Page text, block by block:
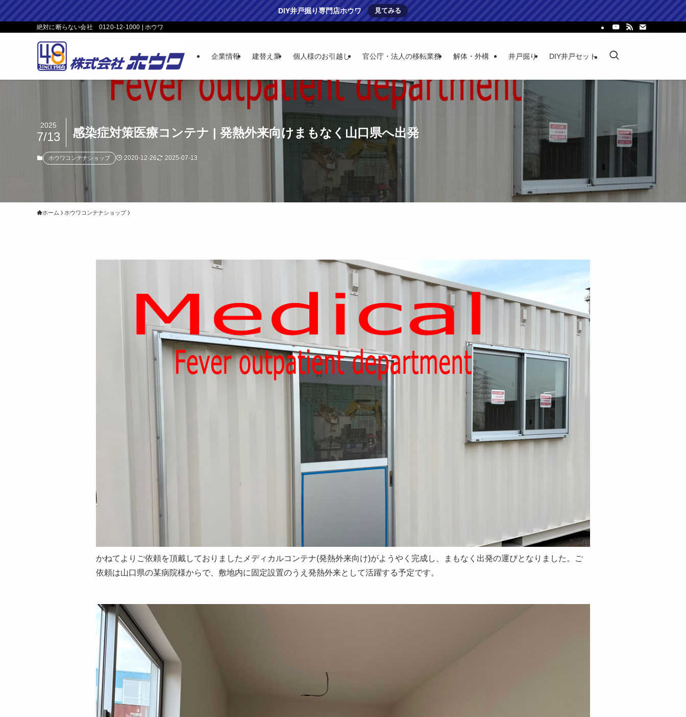
DIY井戸掘り専門店ホウワ 見てみる
絶対に断らない会社 0120-12-1000 | ホウワ
企業情報 建替え業 個人様のお引越し 官公庁・法人の移転業務 解体・外構 井戸掘り DIY井戸セット
感染症対策医療コンテナ | 発熱外来向けまもなく山口県へ出発
2025
7/13
ホウワコンテナショップ 2020-12-26 2025-07-13
ホーム ホウワコンテナショップ
かねてよりご依頼を頂戴しておりましたメディカルコンテナ(発熱外来向け)がようやく完成し、まもなく出発の運びとなりました。ご
依頼は山口県の某病院様からで、敷地内に固定設置のうえ発熱外来として活躍する予定です。